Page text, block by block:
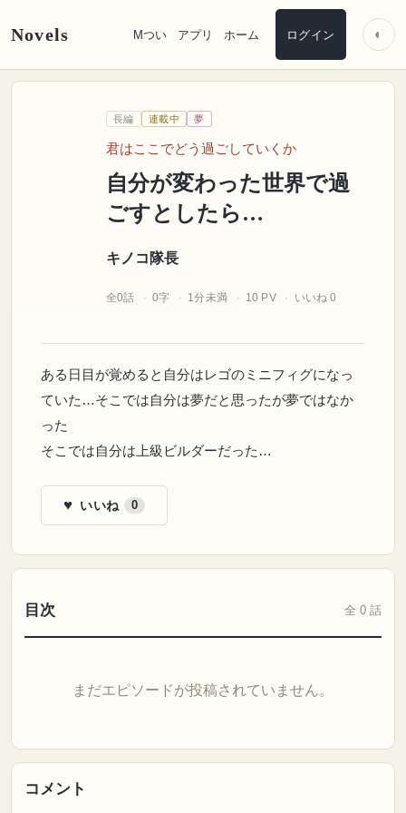
Novels Mつい アプリ ホーム ログイン ◐
長編 連載中 夢
君はここでどう過ごしていくか
自分が変わった世界で過
ごすとしたら…
キノコ隊長
全0話 0字 1分未満 10 PV いいね 0
ある日目が覚めると自分はレゴのミニフィグになっ
ていた…そこでは自分は夢だと思ったが夢ではなか
った
そこでは自分は上級ビルダーだった…
♥ いいね 0
目次 全 0 話
まだエピソードが投稿されていません。
コメント